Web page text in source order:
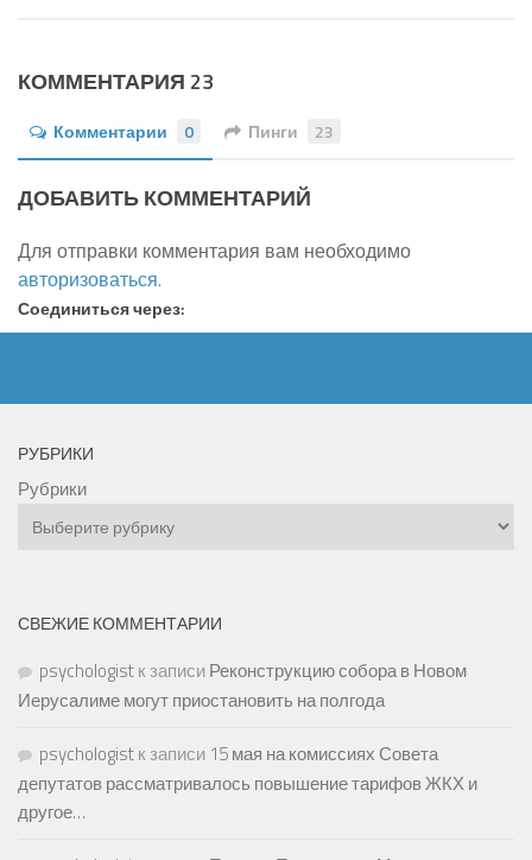
КОММЕНТАРИЯ 23
Комментарии 0 Пинги 23
ДОБАВИТЬ КОММЕНТАРИЙ
Для отправки комментария вам необходимо
авторизоваться.
Соединиться через:
РУБРИКИ
Рубрики
СВЕЖИЕ КОММЕНТАРИИ
psychologistк записиРеконструкцию собора в Новом
Иерусалиме могут приостановить на полгода
psychologistк записи 15 мая на комиссиях Совета
депутатов рассматривалось повышение тарифов ЖКХ и
другое…